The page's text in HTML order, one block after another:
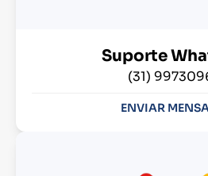
Suporte
(31)
ENVIAR